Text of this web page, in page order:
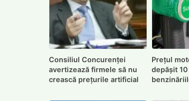
Consiliul Concurenței
avertizează firmele să nu
crească prețurile artificial
Prețul
depășit